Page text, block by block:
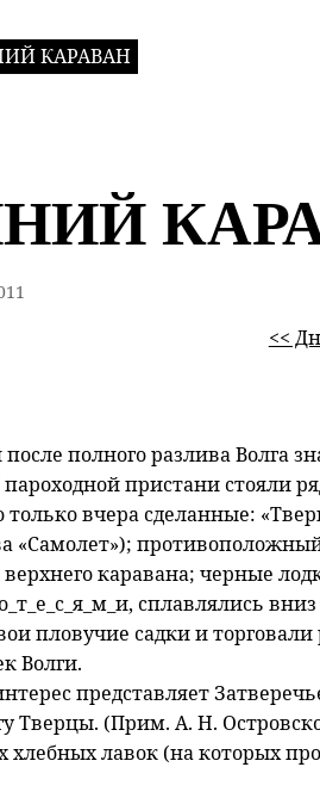
КАРАВАН
<<
полного разлива Волга
пристани стояли
только вчера сделанные:
«Самолет»);
каравана; черные
сплавлялись
пловучие садки и
Волги.
представляет
Тверцы. (Прим. А. Н.
хлебных лавок (на которых